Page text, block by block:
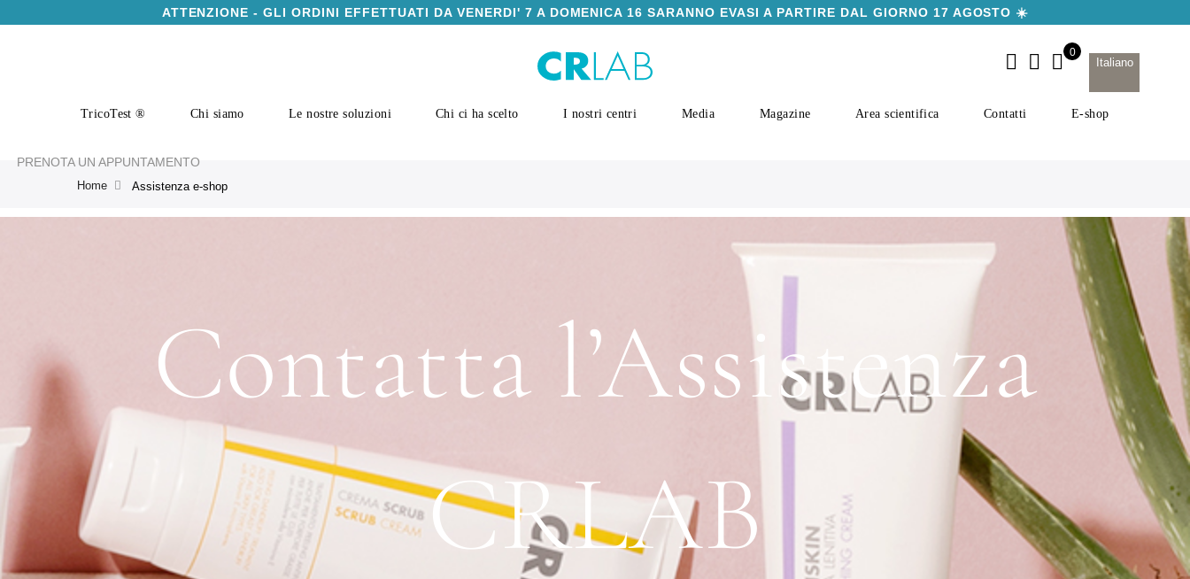
ATTENZIONE - GLI ORDINI EFFETTUATI DA VENERDI' 7 A DOMENICA 16 SARANNO EVASI A PARTIRE DAL GIORNO 17 AGOSTO ☀️
Italiano
TricoTest ® Chi siamo Le nostre soluzioni Chi ci ha scelto I nostri centri Media Magazine Area scientifica Contatti E-shop
PRENOTA UN APPUNTAMENTO
Home Assistenza e-shop
Contatta l’Assistenza
CRLAB